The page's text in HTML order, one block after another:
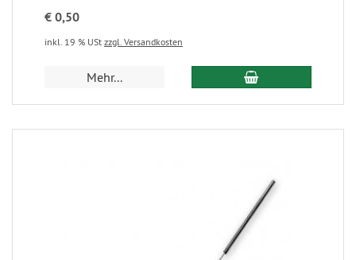
€ 0,50
inkl. 19 % USt zzgl. Versandkosten
Mehr...